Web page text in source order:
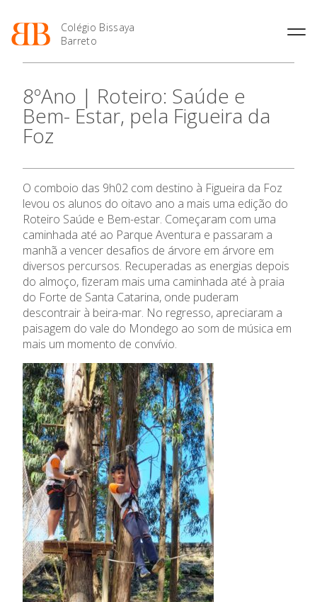
Colégio Bissaya
Barreto
O Colégio
Projeto Educativo
Organização
Colaboradores Docentes
Instalações
Ofertas de emprego
Regulamentos
Jornal “O Coreto”
Privacidade
Oferta Formativa
Enriquecimento Curricular
Oferta Curricular
Atividades Extracurriculares
Atividades de Interrupção
Letiva
Academia de Línguas
Ensino Profissional
Profissionais
Matrículas
Horários e Manuais
Termalismo
Curso de Técnico/a de Apoio
à Família e à Comunidade
Ofertas de Emprego
Ano Letivo
2027
Calendários
Portal do Professor
de Educação
SIGE
Secretariado de Exames
Admissão
Informações
APEE
8ºAno | Roteiro: Saúde e
Bem- Estar, pela Figueira da
Foz
O comboio das 9h02 com destino à Figueira da Foz
levou os alunos do oitavo ano a mais uma edição do
Roteiro Saúde e Bem-estar. Começaram com uma
caminhada até ao Parque Aventura e passaram a
manhã a vencer desafios de árvore em árvore em
diversos percursos. Recuperadas as energias depois
do almoço, fizeram mais uma caminhada até à praia
do Forte de Santa Catarina, onde puderam
descontrair à beira-mar. No regresso, apreciaram a
paisagem do vale do Mondego ao som de música em
mais um momento de convívio.